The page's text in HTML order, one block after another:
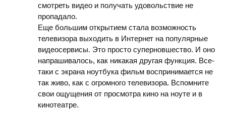
смотреть видео и получать удовольствие не
пропадало.
Еще большим открытием стала возможность
телевизора выходить в Интернет на популярные
видеосервисы. Это просто суперновшество. И оно
напрашивалось, как никакая другая функция. Все-
таки с экрана ноутбука фильм воспринимается не
так живо, как с огромного телевизора. Вспомните
свои ощущения от просмотра кино на ноуте и в
кинотеатре.